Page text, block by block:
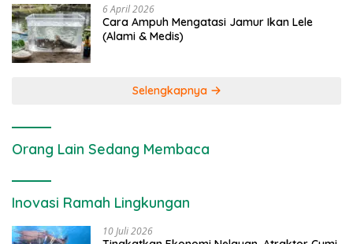
6 April 2026
Cara Ampuh Mengatasi Jamur Ikan Lele
(Alami & Medis)
Selengkapnya
Orang Lain Sedang Membaca
Inovasi Ramah Lingkungan
10 Juli 2026